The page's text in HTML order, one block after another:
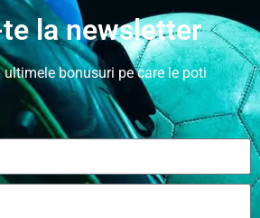
la newsletter
bonusuri pe care le poti